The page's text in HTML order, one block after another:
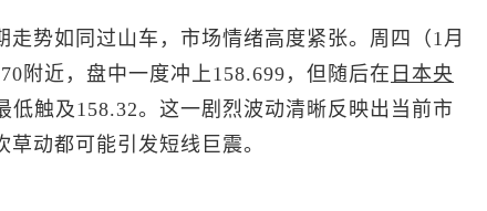
走势如同过山车，市场情绪高度紧张。周四（1月
附近，盘中一度冲上158.699，但随后在 日本央
低触及158.32。这一剧烈波动清晰反映出当前市
动都可能引发短线巨震。